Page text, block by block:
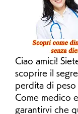
Ciao amici!
scoprire il
perdita di peso
Come medico
garantirvi che